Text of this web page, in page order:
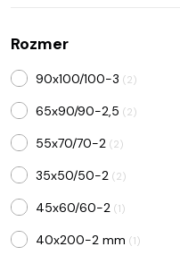
160 mm
185 mm(2)
200 mm(1)
205 mm (1)
235 mm(2)
300 mm(1)
305 mm (1)
Rozmer
90x100/100-3 (2)
65x90/90-2,5 (2)
55x70/70-2 (2)
35x50/50-2 (2)
45x60/60-2 (1)
40x200-2 mm (1)